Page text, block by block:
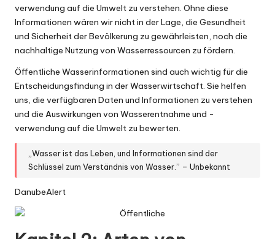
verwendung auf die Umwelt zu verstehen. Ohne diese
Informationen wären wir nicht in der Lage, die Gesundheit
und Sicherheit der Bevölkerung zu gewährleisten, noch die
nachhaltige Nutzung von Wasserressourcen zu fördern.
Öffentliche Wasserinformationen sind auch wichtig für die
Entscheidungsfindung in der Wasserwirtschaft. Sie helfen
uns, die verfügbaren Daten und Informationen zu verstehen
und die Auswirkungen von Wasserentnahme und -
verwendung auf die Umwelt zu bewerten.
„Wasser ist das Leben, und Informationen sind der
Schlüssel zum Verständnis von Wasser.” – Unbekannt
DanubeAlert